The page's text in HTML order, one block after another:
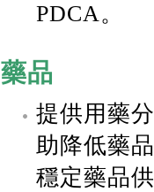
PDCA。
藥品
提供用藥
助降低藥
穩定藥品